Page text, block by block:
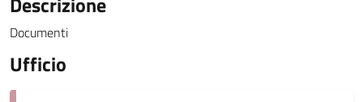
Documenti
Ufficio